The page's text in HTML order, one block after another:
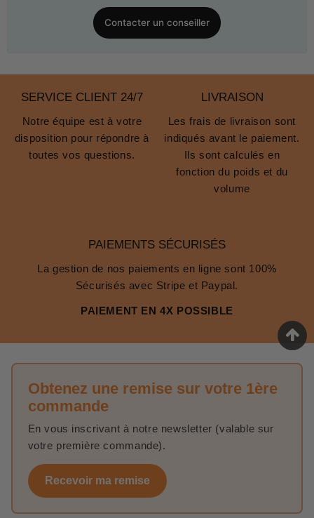
Contacter un conseiller
SERVICE CLIENT 24/7
Notre équipe est à votre
disposition pour répondre à
toutes vos questions.
LIVRAISON
Les frais de livraison sont
indiqués avant le paiement.
Ils sont calculés en
fonction du poids et du
volume
PAIEMENTS SÉCURISÉS
La gestion de nos paiements en ligne sont 100%
Sécurisés avec Stripe et Paypal.
PAIEMENT EN 4X POSSIBLE
Obtenez une remise sur votre 1ère
commande
En vous inscrivant à notre newsletter (valable sur
votre première commande).
Recevoir ma remise